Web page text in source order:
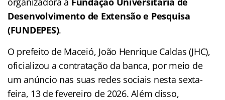
Desenvolvimento de Extensão e Pesquisa
(FUNDEPES).
O prefeito de Maceió, João Henrique Caldas (JHC),
oficializou a contratação da banca, por meio de
um anúncio nas suas redes sociais nesta sexta-
feira, 13 de fevereiro de 2026. Além disso,